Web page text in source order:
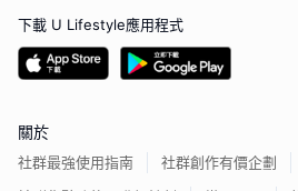
下載 U Lifestyle應用程式
關於
社群最強使用指南
社群創作有價企劃